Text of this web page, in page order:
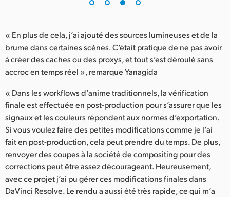
« En plus de cela, j’ai ajouté des sources lumineuses et de la
brume dans certaines scènes. C’était pratique de ne pas avoir
à créer des caches ou des proxys, et tout s’est déroulé sans
accroc en temps réel », remarque Yanagida
« Dans les workflows d’anime traditionnels, la vérification
finale est effectuée en post-production pour s’assurer que les
signaux et les couleurs répondent aux normes d’exportation.
Si vous voulez faire des petites modifications comme je l’ai
fait en post-production, cela peut prendre du temps. De plus,
renvoyer des coupes à la société de compositing pour des
corrections peut être assez décourageant. Heureusement,
avec ce projet j’ai pu gérer ces modifications finales dans
DaVinci Resolve. Le rendu a aussi été très rapide, ce qui m’a